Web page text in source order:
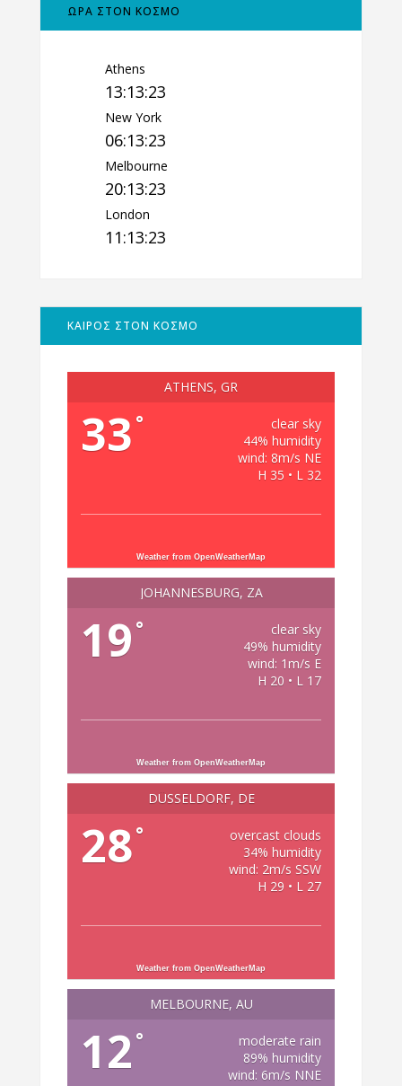
ΩΡΑ ΣΤΟΝ ΚΟΣΜΟ
Athens
13:13:24
New York
06:13:24
Melbourne
20:13:24
London
11:13:24
ΚΑΙΡΟΣ ΣΤΟΝ ΚΟΣΜΟ
ATHENS, GR
33 °
clear sky
44% humidity
wind: 8m/s NE
H 35 • L 32
Weather from OpenWeatherMap
JOHANNESBURG, ZA
19 °
clear sky
49% humidity
wind: 1m/s E
H 20 • L 17
Weather from OpenWeatherMap
DÜSSELDORF, DE
28°
overcast clouds
34% humidity
wind: 2m/s SSW
H 29 • L 27
Weather from OpenWeatherMap
MELBOURNE, AU
12 °
moderate rain
89% humidity
wind: 6m/s NNE